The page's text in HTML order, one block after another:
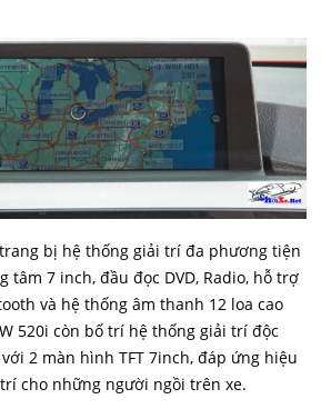
bị hệ thống giải trí đa phương tiện
7 inch, đầu đọc DVD, Radio, hỗ trợ
và hệ thống âm thanh 12 loa cao
520i còn bố trí hệ thống giải trí độc
2 màn hình TFT 7inch, đáp ứng hiệu
cho những người ngồi trên xe.